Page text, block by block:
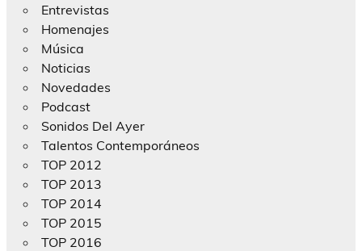
Entrevistas
Homenajes
Música
Noticias
Novedades
Podcast
Sonidos Del Ayer
Talentos Contemporáneos
TOP 2012
TOP 2013
TOP 2014
TOP 2015
TOP 2016